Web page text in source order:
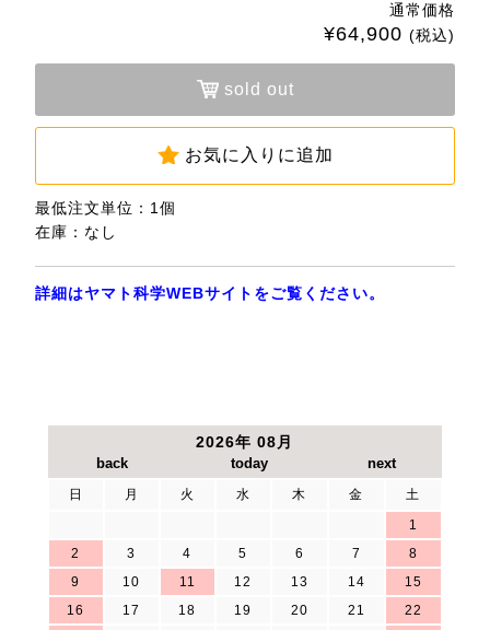
通常価格
¥64,900 (税込)
sold out
お気に入りに追加
最低注文単位：1個
在庫：なし
詳細はヤマト科学WEBサイトをご覧ください。
2026年 08月
日 月 火 水 木 金
土
1
2
3 4 5 6 7
8
9
10 11 12 13 14
15
16
17 18 19 20 21
22